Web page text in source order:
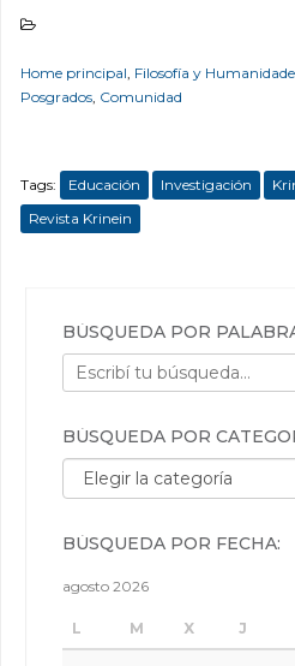
Home principal, Filosofía y
Posgrados, Comunidad
Tags: Educación Investigación
Revista Krinein
BÚSQUEDA POR
BÚSQUEDA POR
Búsqueda por categorías:
BÚSQUEDA POR FECHA:
agosto 2026
L M X J